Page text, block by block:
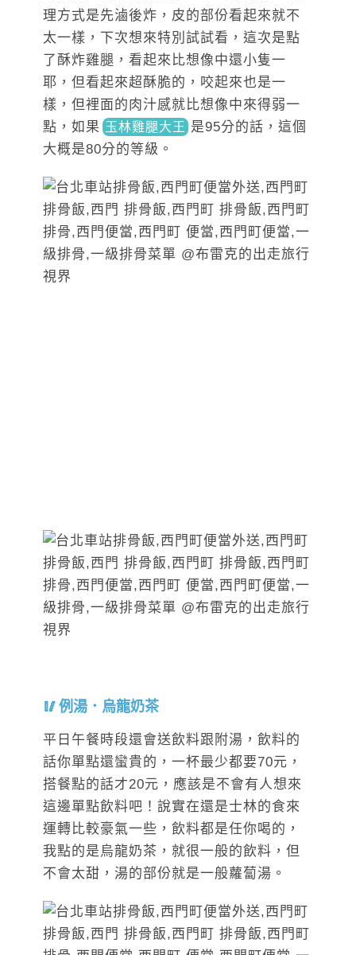
理方式是先滷後炸，皮的部份看起來就不
太一樣，下次想來特別試試看，這次是點
了酥炸雞腿，看起來比想像中還小隻一
耶，但看起來超酥脆的，咬起來也是一
樣，但裡面的肉汁感就比想像中來得弱一
點，如果 玉林雞腿大王 是95分的話 ，這個
大概是80分的等級。
例湯．烏龍奶茶
平日午餐時段還會送飲料跟附湯，飲料的
話你單點還蠻貴的，一杯最少都要70元，
搭餐點的話才20元，應該是不會有人想來
這邊單點飲料吧！說實在還是士林的食來
運轉比較豪氣一些，飲料都是任你喝的，
我點的是烏龍奶茶，就很一般的飲料，但
不會太甜，湯的部份就是一般蘿蔔湯。